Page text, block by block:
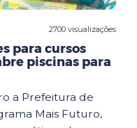
2700 visualizações
para cursos
piscinas para
a Prefeitura de
Mais Futuro,